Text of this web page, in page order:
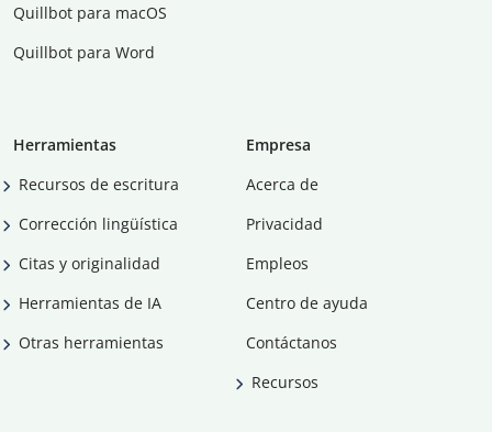
Quillbot para macOS
Quillbot para Word
Herramientas
Recursos de escritura
Corrección lingüística
Citas y originalidad
Herramientas de IA
Otras herramientas
Empresa
Acerca de
Privacidad
Empleos
Centro de ayuda
Contáctanos
Recursos